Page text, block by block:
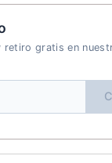
retiro gratis en